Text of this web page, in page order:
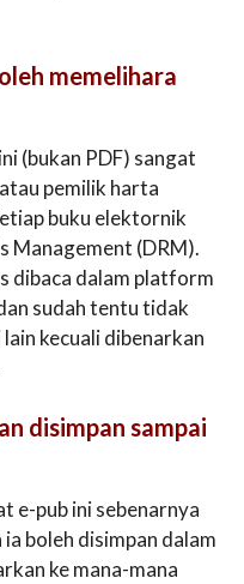
memelihara
(bukan PDF) sangat
pemilik harta
buku elektornik
Management (DRM).
dibaca dalam platform
sudah tentu tidak
kecuali dibenarkan
disimpan sampai
e-pub ini sebenarnya
boleh disimpan dalam
ke mana-mana